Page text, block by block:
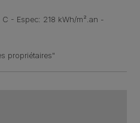
C - Espec: 218 kWh/m².an -
propriétaires"